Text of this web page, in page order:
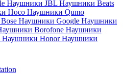
Наушники JBL Наушники Beats
Hoco Наушники Qumo
Наушники Google Наушники
Borofone Наушники
Наушники Honor Наушники